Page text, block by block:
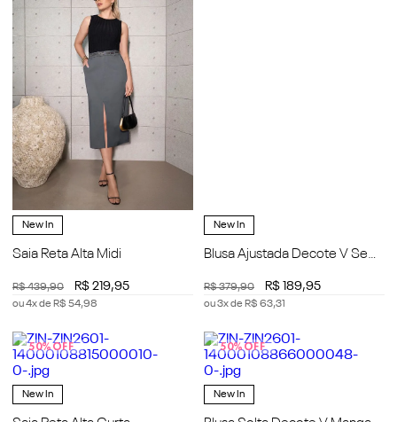
New In
Saia Reta Alta Midi
R$439,90 R$ 219,95
ou4x de R$ 54,98
New In
Blusa Ajustada Decote V Sem
R$379,90 R$ 189,95
ou3x de R$ 63,31
50% OFF
New In
50% OFF
New In